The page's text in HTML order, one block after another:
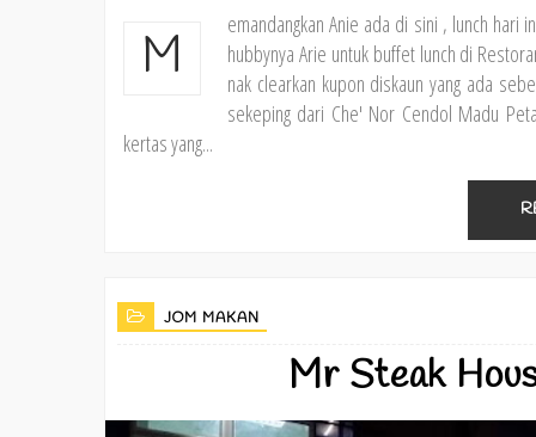
M
emandangkan Anie ada di sini , lunch hari
hubbynya Arie untuk buffet lunch di
nak clearkan kupon diskaun yang ada
sekeping dari Che' Nor Cendol Madu
kertas yang...
JOM MAKAN
Mr Steak